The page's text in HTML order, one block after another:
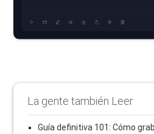
La gente también Leer
Guía definitiva 101: Cómo